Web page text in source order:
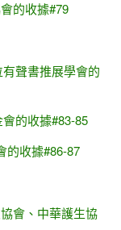
的收據#79
聲書推展學會的
的收據#83-85
的收據#86-87
會、中華護生協